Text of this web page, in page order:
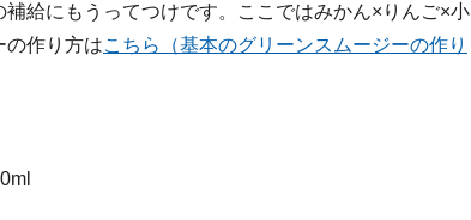
給にもうってつけです。ここではみかん×りんご×小
の作り方はこちら（基本のグリーンスムージーの作り